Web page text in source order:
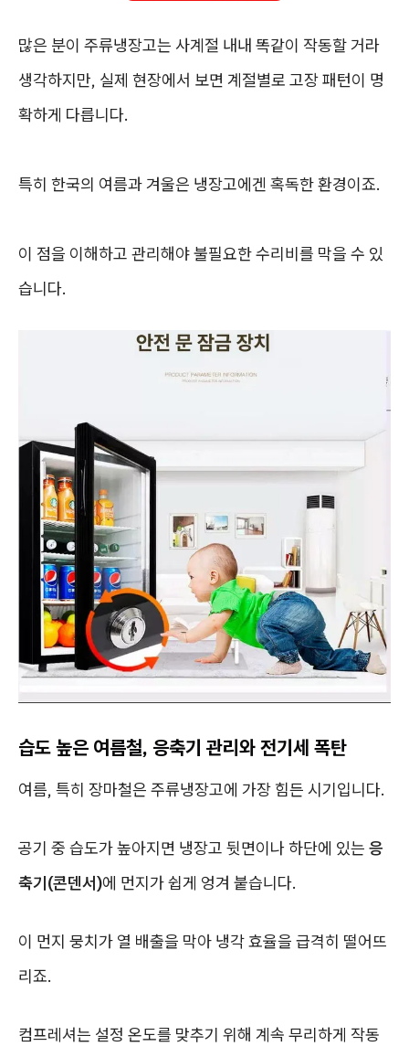
많은 분이 주류냉장고는 사계절 내내 똑같이 작동할 거라
생각하지만, 실제 현장에서 보면 계절별로 고장 패턴이 명
확하게 다릅니다.
특히 한국의 여름과 겨울은 냉장고에겐 혹독한 환경이죠.
이 점을 이해하고 관리해야 불필요한 수리비를 막을 수 있
습니다.
습도 높은 여름철, 응축기 관리와 전기세 폭탄
여름, 특히 장마철은 주류냉장고에 가장 힘든 시기입니다.
공기 중 습도가 높아지면 냉장고 뒷면이나 하단에 있는 응
축기(콘덴서)에 먼지가 쉽게 엉겨 붙습니다.
이 먼지 뭉치가 열 배출을 막아 냉각 효율을 급격히 떨어뜨
리죠.
컴프레셔는 설정 온도를 맞추기 위해 계속 무리하게 작동